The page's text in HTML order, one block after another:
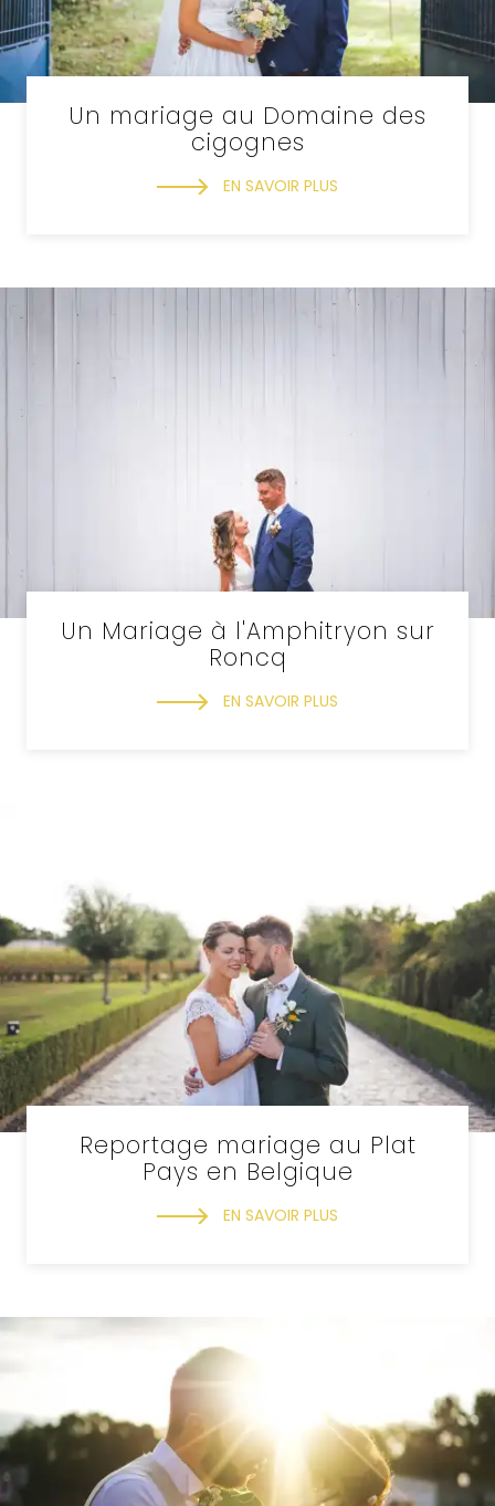
Un mariage au Domaine des
cigognes
EN SAVOIR PLUS
Un Mariage à l'Amphitryon sur
Roncq
EN SAVOIR PLUS
Reportage mariage au Plat
Pays en Belgique
EN SAVOIR PLUS